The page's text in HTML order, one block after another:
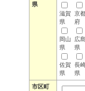
県
滋賀
県
京
府
岡山
県
広島
県
佐賀
県
長
県
市区町